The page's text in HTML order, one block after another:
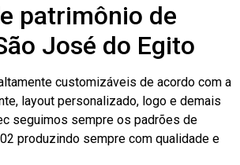
patrimônio de
José do Egito
customizáveis de acordo com a
layout personalizado, logo e demais
seguimos sempre os padrões de
produzindo sempre com qualidade e